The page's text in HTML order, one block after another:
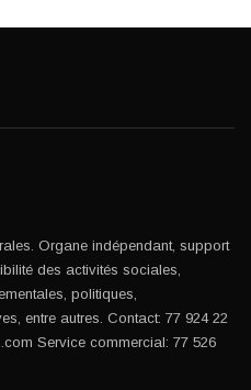
Organe indépendant, support
des activités sociales,
politiques,
entre autres. Contact: 77 924 22
Service commercial: 77 526